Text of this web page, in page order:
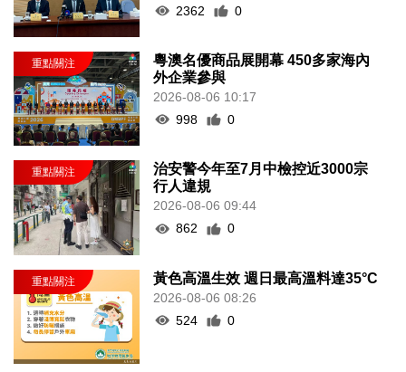
2362
0
粵澳名優商品展開幕 450多家海內
外企業參與
2026-08-06 10:17
998
0
治安警今年至7月中檢控近3000宗
行人違規
2026-08-06 09:44
862
0
黃色高溫生效 週日最高溫料達35°C
2026-08-06 08:26
524
0